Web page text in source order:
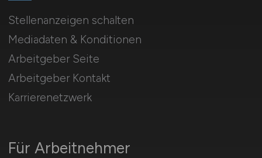
Für Arbeitnehmer
Stellenanzeigen schalten
Mediadaten & Konditionen
Arbeitgeber Seite
Arbeitgeber Kontakt
Karrierenetzwerk